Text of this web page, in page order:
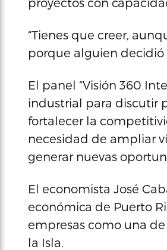
“Tienes que creer,
porque alguien decidió
El panel “Visión 360
industrial para discutir
fortalecer la
necesidad de ampliar
generar nuevas
El economista José
económica de Puerto
empresas como una
la Isla.